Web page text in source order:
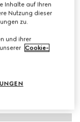
Inhalte auf Ihren
Nutzung dieser
zu.
und ihrer
Cookie-